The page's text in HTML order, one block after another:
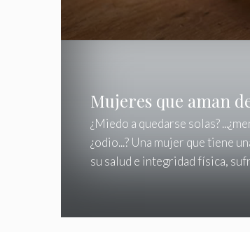
Mujeres que aman
¿Miedo a quedarse solas?
¿odio...? Una mujer que tiene
su salud e integridad física,